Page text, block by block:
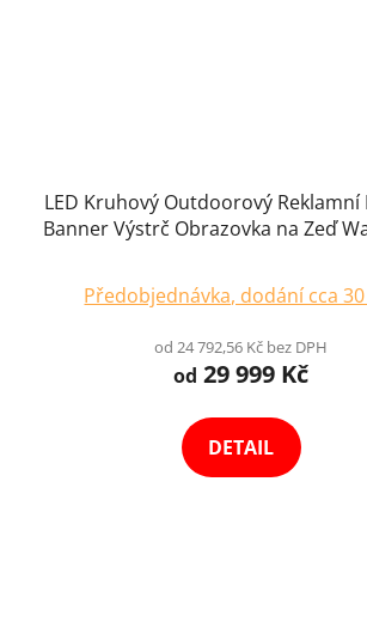
LED Kruhový Outdoorový
Banner Výstrč Obrazovka na Zeď
Předobjednávka, dodání cca
od 24 792,56 Kč bez DPH
od 29 999 Kč
DETAIL